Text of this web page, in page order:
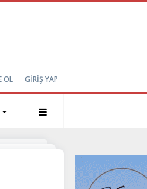
OL GİRİŞ YAP